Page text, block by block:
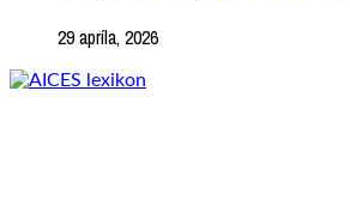
29 apríla, 2026